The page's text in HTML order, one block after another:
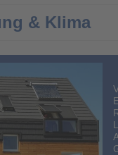
& Klima
L